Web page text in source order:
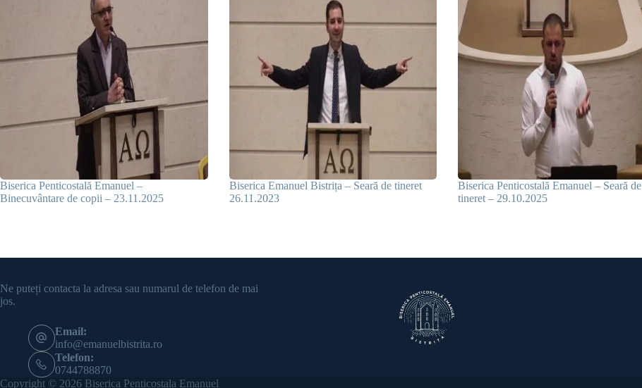
Biserica Penticostală Emanuel –
Binecuvântare de copii – 23.11.2025
Biserica Emanuel Bistrița – Seară de tineret
26.11.2023
Biserica Penticostală Emanuel – Seară de
tineret – 29.10.2025
Ne puteți contacta la adresa sau numarul de telefon de mai
jos.
Email:
info@emanuelbistrita.ro
Telefon:
0744788870
Copyright © 2026 Biserica Penticostala Emanuel